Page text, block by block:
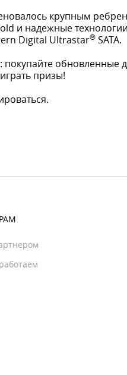
крупным
и надежные
Digital Ultrastar® SATA.
обновленные
призы!